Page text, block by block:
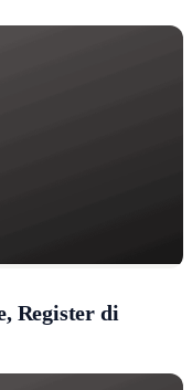
Register di